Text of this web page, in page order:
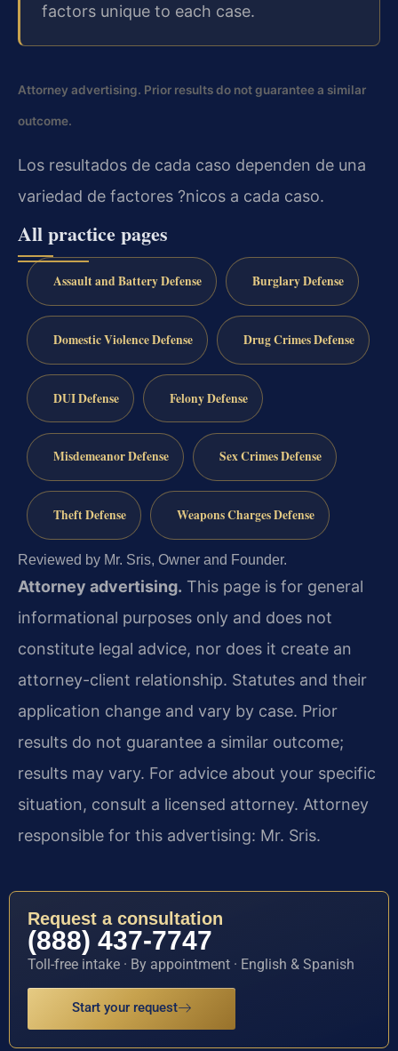
factors unique to each case.
Attorney advertising. Prior results do not guarantee a similar
outcome.
Los resultados de cada caso dependen de una
variedad de factores ?nicos a cada caso.
All practice pages
Assault and Battery Defense Burglary Defense
Domestic Violence Defense Drug Crimes Defense
DUI Defense Felony Defense
Misdemeanor Defense Sex Crimes Defense
Theft Defense Weapons Charges Defense
Reviewed by Mr. Sris, Owner and Founder.
Attorney advertising. This page is for general
informational purposes only and does not
constitute legal advice, nor does it create an
attorney-client relationship. Statutes and their
application change and vary by case. Prior
results do not guarantee a similar outcome;
results may vary. For advice about your specific
situation, consult a licensed attorney. Attorney
responsible for this advertising: Mr. Sris.
Request a consultation
(888) 437-7747
Toll-free intake · By appointment · English & Spanish
Start your request